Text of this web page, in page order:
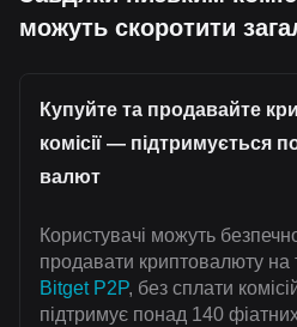
можуть скоротити
Купуйте та продавайте
комісії — підтримується
валют
Користувачі можуть
продавати криптовалюту
Bitget P2P, без сплати
підтримує понад 140